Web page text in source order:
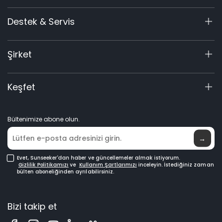
22 cm
Şarj cihazı
3 A
X7
X5
Aksesuarlar
Destek & Servis
Destek Merkezi
Garanti Kayıt
Ürün Sorgulama
Kılavuzlar & Videolar
Şirket
Hakkımızda
Elite Laboratuvarı
Nereden Satın Alınır
Keşfet
Bültenimize abone olun.
→
Evet, Sunseeker'dan haber ve güncellemeler almak istiyorum.
Gizlilik Politikamızı ve Kullanım Şartlarımızı inceleyin. İstediğiniz zaman
bülten aboneliğinden ayrılabilirsiniz.
Bizi takip et